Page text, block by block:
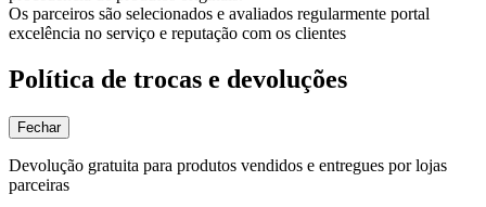
Os parceiros são selecionados e avaliados regularmente portal
excelência no serviço e reputação com os clientes
Política de trocas e devoluções
Fechar
Devolução gratuita para produtos vendidos e entregues por lojas
parceiras